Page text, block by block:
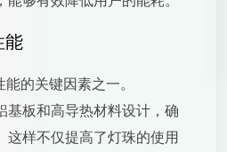
能
的关键因素之一。
基板和高导热材料设计，确
这样不仅提高了灯珠的使用